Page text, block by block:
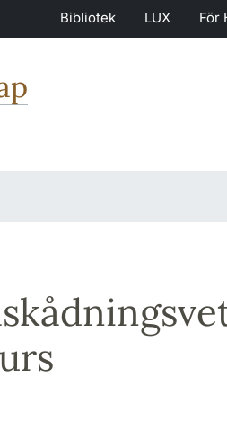
Bibliotek LUX För